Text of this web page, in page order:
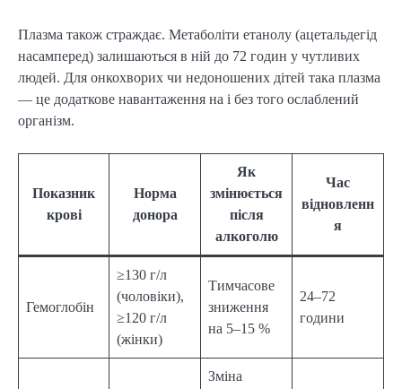
Плазма також страждає. Метаболіти етанолу (ацетальдегід
насамперед) залишаються в ній до 72 годин у чутливих
людей. Для онкохворих чи недоношених дітей така плазма
— це додаткове навантаження на і без того ослаблений
організм.
Показник
крові
Норма
донора
Як
змінюється
після
алкоголю
Час
відновленн
я
Гемоглобін
≥130 г/л
(чоловіки),
≥120 г/л
(жінки)
Тимчасове
зниження
на 5–15 %
24–72
години
Зміна